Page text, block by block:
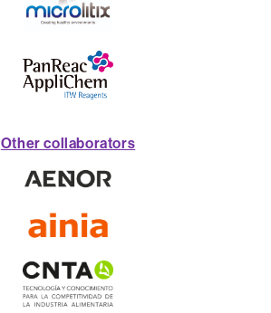
Other collaborators